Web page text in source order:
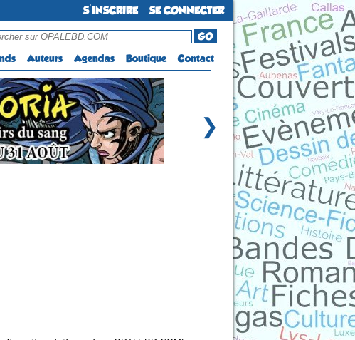
S'INSCRIRE
SE CONNECTER
GO
Auteurs Agendas Boutique Contact
❯